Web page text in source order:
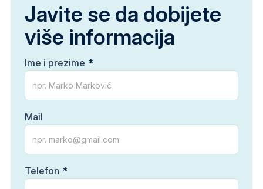
Javite se da dobijete
više informacija
Ime i prezime
Mail
Telefon